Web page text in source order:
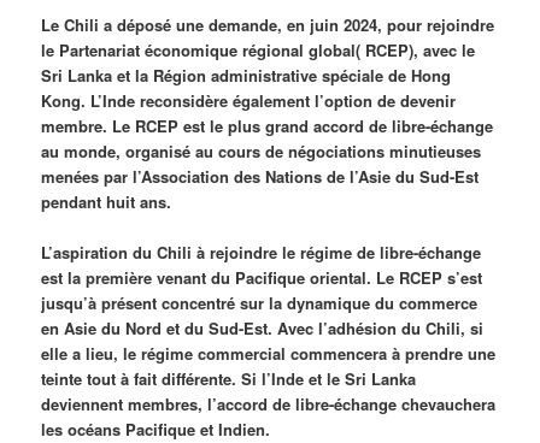
Le Chili a déposé une demande, en juin 2024, pour rejoindre
le Partenariat économique régional global( RCEP), avec le
Sri Lanka et la Région administrative spéciale de Hong
Kong. L’Inde reconsidère également l’option de devenir
membre. Le RCEP est le plus grand accord de libre-échange
au monde, organisé au cours de négociations minutieuses
menées par l’Association des Nations de l’Asie du Sud-Est
pendant huit ans.
L’aspiration du Chili à rejoindre le régime de libre-échange
est la première venant du Pacifique oriental. Le RCEP s’est
jusqu’à présent concentré sur la dynamique du commerce
en Asie du Nord et du Sud-Est. Avec l’adhésion du Chili, si
elle a lieu, le régime commercial commencera à prendre une
teinte tout à fait différente. Si l’Inde et le Sri Lanka
deviennent membres, l’accord de libre-échange chevauchera
les océans Pacifique et Indien.